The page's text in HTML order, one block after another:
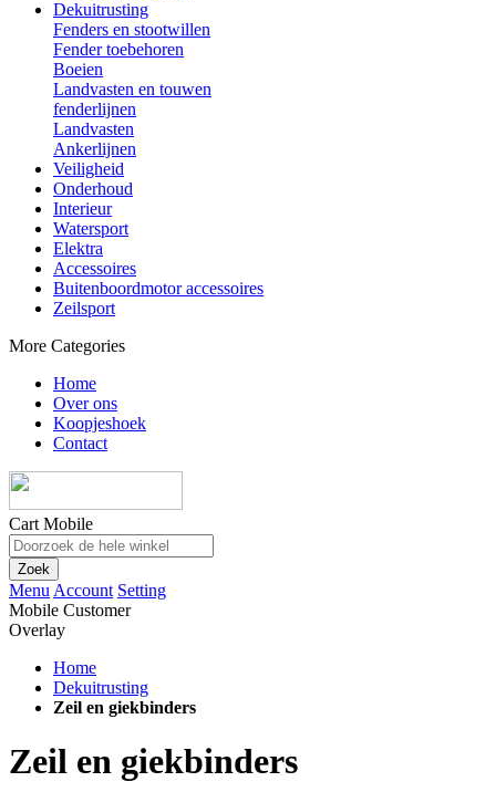
Dekuitrusting
Fenders en stootwillen
Fender toebehoren
Boeien
Landvasten en touwen
fenderlijnen
Landvasten
Ankerlijnen
Veiligheid
Onderhoud
Interieur
Watersport
Elektra
Accessoires
Buitenboordmotor accessoires
Zeilsport
More Categories
Home
Over ons
Koopjeshoek
Contact
Cart Mobile
Zoek
Menu Account Setting
Mobile Customer
Overlay
Home
Dekuitrusting
Zeil en giekbinders
Zeil en giekbinders